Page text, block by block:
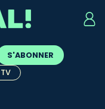
sont
S'ABONNER